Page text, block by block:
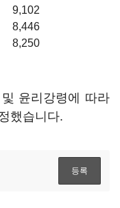
9,102
8,446
8,250
윤리강령에 따라
했습니다.